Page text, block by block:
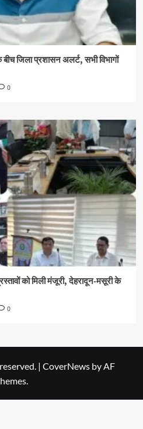
बीच जिला प्रशासन अलर्ट, सभी विभागों
0
को मिली मंजूरी, देहरादून-मसूरी के
0
| CoverNews by AF